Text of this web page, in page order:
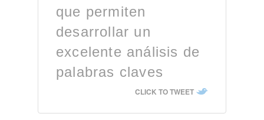
que permiten
desarrollar un
excelente análisis de
palabras claves
CLICK TO TWEET